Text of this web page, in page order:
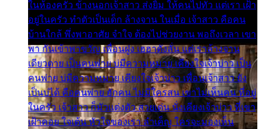
ในห้องครัว ข้างนอกเจ้าสาว ส่งยิ้ม ให้คนไปทั่ว แต่เรา เฝ้า
อยู่ในครัว ทำตัวเป็นเด็ก ล้างจาน ในเมื่อ เจ้าสาว คือคน
บ้านใกล้ พึ่งพาอาศัย จำใจ ต้องไปช่วยงาน พอถึงเวลา เขา
พา กันเข้าพาขวัญ เพื่อนฝูง เฮฮาดังลั่น แต่เราล้างจาน
เดียวดาย เป็นคนพ่าย บ่มีความหมาย เคียงใจเจ้าบ่าว เป็น
คนพ่าย บ่มีความหมาย เคียงใจเจ้าบ่าว เพื่อนเจ้าสาว ยัง
เป็นบ่ได้ คือคนพ่าย ฮักคน ไม่มีใครสน เขาไม่เห็นคน ที่อยู่
ในครัว เจ้าสาว ก็มัวแต่งตัว สวยเด่น นั่งเคียงเจ้าบ่าว ที่เขา
เฝ้าคอย ใจเต้น หัวใจของเรา ลำเค็ญ ใครจะมองเห็น